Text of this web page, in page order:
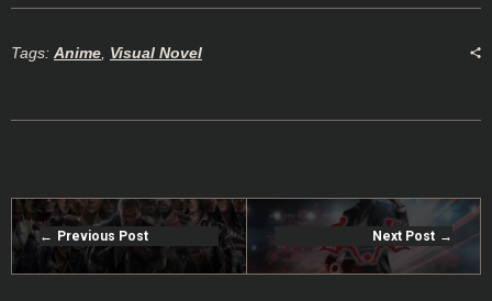
Tags: Anime Visual Novel
Previous Post Next Post